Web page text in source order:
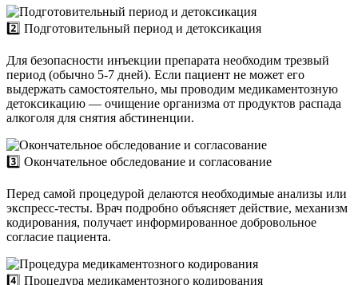
2️⃣ Подготовительный период и детоксикация
Для безопасности инъекции препарата необходим трезвый
период (обычно 5-7 дней). Если пациент не может его
выдержать самостоятельно, мы проводим медикаментозную
детоксикацию — очищение организма от продуктов распада
алкоголя для снятия абстиненции.
3️⃣ Окончательное обследование и согласование
Перед самой процедурой делаются необходимые анализы или
экспресс-тесты. Врач подробно объясняет действие, механизм
кодирования, получает информированное добровольное
согласие пациента.
4️⃣ Процедура медикаментозного кодирования